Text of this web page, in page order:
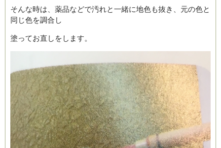
そんな時は、薬品などで汚れと一緒に地色も抜き、元の色と
同じ色を調合し
塗ってお直しをします。